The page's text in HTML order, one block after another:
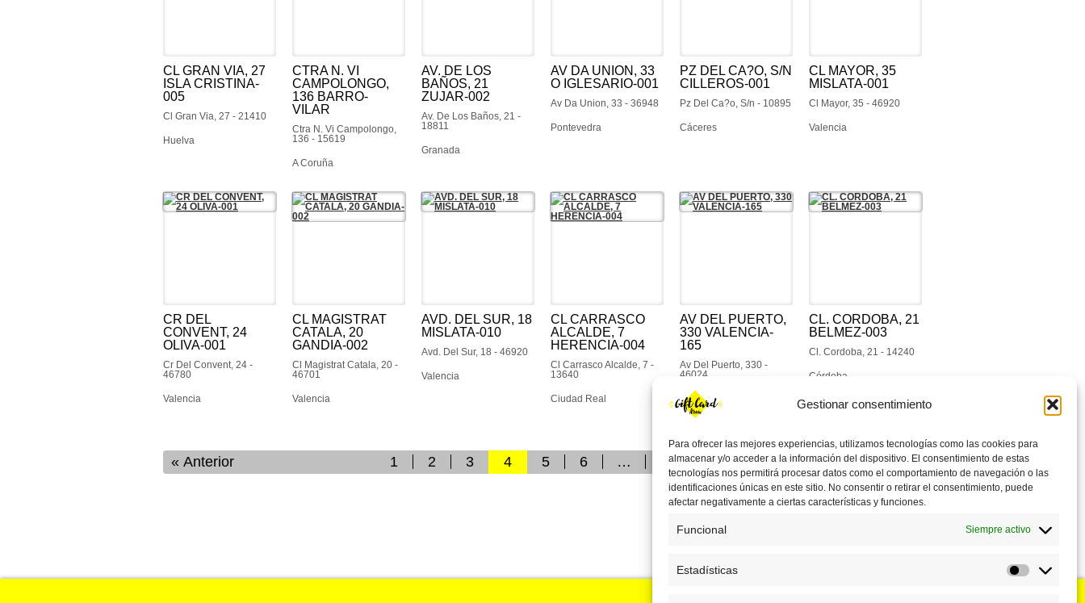
Gestionar consentimiento
Para ofrecer las mejores experiencias, utilizamos tecnologías como las cookies para
almacenar y/o acceder a la información del dispositivo. El consentimiento de estas
tecnologías nos permitirá procesar datos como el comportamiento de navegación o las
identificaciones únicas en este sitio. No consentir o retirar el consentimiento, puede
afectar negativamente a ciertas características y funciones.
Funcional Siempre activo
Estadísticas
CL GRAN VIA, 27
ISLA CRISTINA-
005
Cl Gran Via, 27 - 21410
Huelva
CTRA N. VI
CAMPOLONGO,
136 BARRO-
VILAR
Ctra N. Vi Campolongo,
136 - 15619
A Coruña
AV. DE LOS
BAÑOS, 21
ZUJAR-002
Av. De Los Baños, 21 -
18811
Granada
AV DA UNION, 33
O IGLESARIO-001
Av Da Union, 33 - 36948
Pontevedra
PZ DEL CA?O, S/N
CILLEROS-001
Pz Del Ca?o, S/n - 10895
Cáceres
CL MAYOR, 35
MISLATA-001
Cl Mayor, 35 - 46920
Valencia
CR DEL
CONVENT, 24
OLIVA-001
Cr Del Convent, 24 -
46780
Valencia
CL MAGISTRAT
CATALA, 20
GANDIA-002
Cl Magistrat Catala, 20 -
46701
Valencia
AVD. DEL SUR, 18
MISLATA-010
Avd. Del Sur, 18 - 46920
Valencia
CL CARRASCO
ALCALDE, 7
HERENCIA-004
Cl Carrasco Alcalde, 7 -
13640
Ciudad Real
AV DEL PUERTO,
330 VALENCIA-
165
Av Del Puerto, 330 -
46024
Valencia
CL. CORDOBA, 21
BELMEZ-003
Cl. Cordoba, 21 - 14240
Córdoba
Anterior 1 2 3 4 5 6 … 358 Siguiente